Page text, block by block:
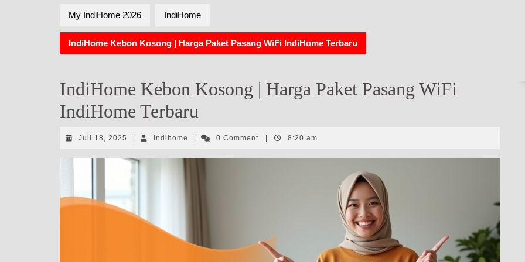
My IndiHome 2026 IndiHome
IndiHome Kebon Kosong | Harga Paket Pasang WiFi IndiHome Terbaru
IndiHome Kebon Kosong | Harga Paket Pasang WiFi
IndiHome Terbaru
Juli 18, 2025 Juli
2025
Indihome Indihome0 Comment 8:20 am